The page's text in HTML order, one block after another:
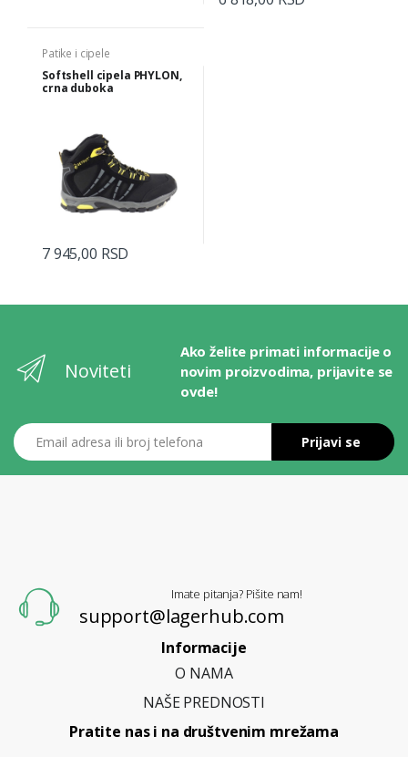
Patike i cipele
Softshell cipela PHYLON,
crna duboka
7 945,00 RSD
Noviteti
Ako želite primati informacije o
novim proizvodima, prijavite se
ovde!
Email adresa ili broj telefona
Prijavi se
Imate pitanja? Pišite nam!
support@lagerhub.com
Informacije
O NAMA
NAŠE PREDNOSTI
Pratite nas i na društvenim mrežama